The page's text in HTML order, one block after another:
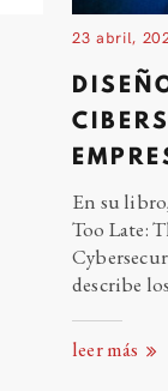
23 abril,
En su
Too Late:
describe
leer más